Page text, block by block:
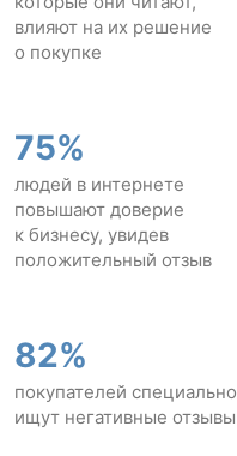
влияют на их решение
о покупке
75%
людей в интернете
повышают доверие
к бизнесу, увидев
положительный отзыв
82%
покупателей специально
ищут негативные отзывы